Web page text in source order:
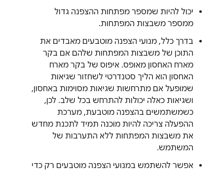
יכול להיות שמספר מפתחות ההצפנה גדול
ממספר משבצות המפתחות.
בדרך כלל, מנועי הצפנה מוטבעים מאבדים את
התוכן של משבצות המפתחות שלהם אם בקר
מארח האחסון מאופס. איפוס של בקר מארח
האחסון הוא הליך סטנדרטי לשחזור שגיאות
שמופעל אם מתרחשות שגיאות מסוימות באחסון,
ושגיאות כאלה יכולות להתרחש בכל שלב. לכן,
כשמשתמשים בהצפנה מוטבעת, מערכת
ההפעלה צריכה להיות מוכנה תמיד לתכנת מחדש
את משבצות המפתחות ללא התערבות של
המשתמש.
אפשר להשתמש במנועי הצפנה מוטבעים רק כדי